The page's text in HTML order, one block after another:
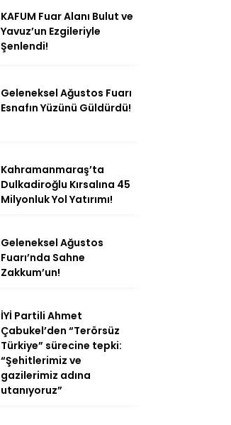
KAFUM Fuar Alanı Bulut ve
Yavuz’un Ezgileriyle
Şenlendi!
Geleneksel Ağustos Fuarı
Esnafın Yüzünü Güldürdü!
Kahramanmaraş’ta
Dulkadiroğlu Kırsalına 45
Milyonluk Yol Yatırımı!
Geleneksel Ağustos
Fuarı’nda Sahne
Zakkum’un!
İYİ Partili Ahmet
Çabukel’den “Terörsüz
Türkiye” sürecine tepki:
“Şehitlerimiz ve
gazilerimiz adına
utanıyoruz”